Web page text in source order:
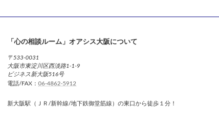
「心の相談ルーム」オアシス大阪について
〒533-0031
大阪市東淀川区西淡路1-1-9
ビジネス新大阪516号
電話/FAX： 06-4862-5912
新大阪駅（ＪＲ/新幹線/地下鉄御堂筋線）の東口から徒歩１分！